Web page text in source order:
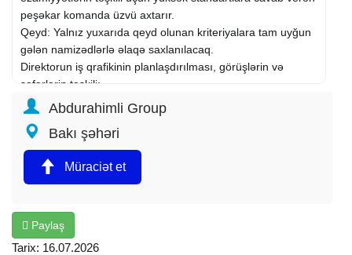
peşəkar komanda üzvü axtarır.
Qeyd: Yalnız yuxarıda qeyd olunan kriteriyalara tam uyğun
gələn namizədlərlə əlaqə saxlanılacaq.
Direktorun iş qrafikinin planlaşdırılması, görüşlərin və
səfərlərin təşkili;
Xarici tərəfdaşlarla birbaşa əlaqələrin qurulması və rəsmi
münasibətlərin idarə edilməsi;
London səfərləri zamanı direktoru müşayiət etmək və
ezamiyyətin təşkilati tərəflərini (görüşlər, logistika və s.) həll
etmək;
İşgüzar sənədləşmələrin və hesabatların ingilis dilində
Beynəlxalq layihələrdə iştirak və peşəkar inkişaf imkanı.
Əmək haqqı: 1100-1500 AZN
Abdurahimli Group
Bakı şəhəri
Müraciət et
Paylaş
Tarix: 16.07.2026